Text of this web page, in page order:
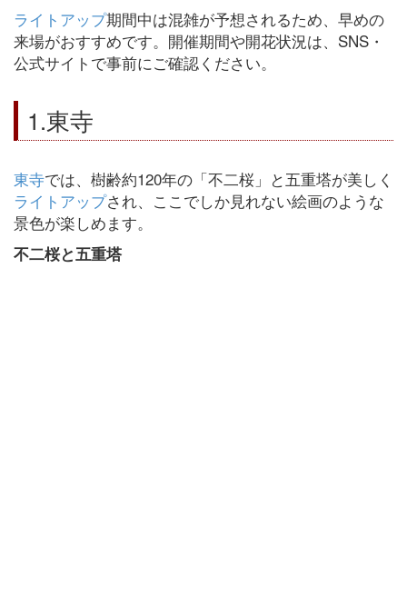
ライトアップ期間中は混雑が予想されるため、早めの
来場がおすすめです。開催期間や開花状況は、SNS・
公式サイトで事前にご確認ください。
1.東寺
東寺では、樹齢約120年の「不二桜」と五重塔が美しく
ライトアップされ、ここでしか見れない絵画のような
景色が楽しめます。
不二桜と五重塔